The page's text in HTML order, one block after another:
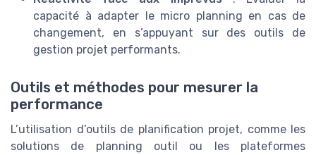
capacité à adapter le micro planning en cas de
changement, en s’appuyant sur des outils de
gestion projet performants.
Outils et méthodes pour mesurer la
performance
L’utilisation d’outils de planification projet, comme les
solutions de planning outil ou les plateformes